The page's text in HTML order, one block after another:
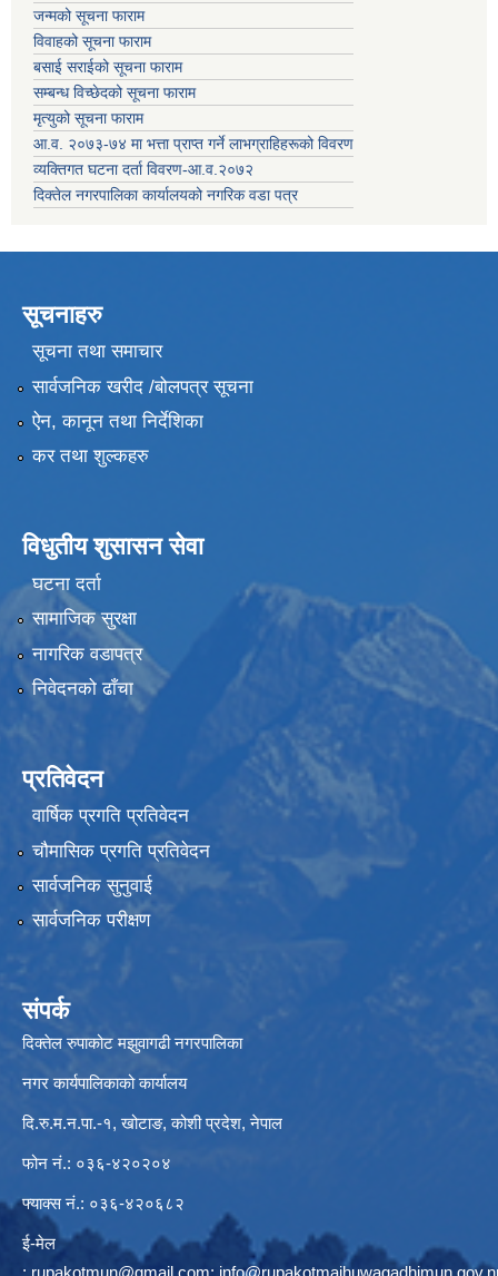
जन्मको सूचना फाराम
विवाहको सूचना फाराम
बसाई सराईको सूचना फाराम
सम्बन्ध विच्छेदको सूचना फाराम
मृत्युको सूचना फाराम
आ.व. २०७३-७४ मा भत्ता प्राप्त गर्ने लाभग्राहिहरूको विवरण
व्यक्तिगत घटना दर्ता विवरण-आ.व.२०७२
दिक्तेल नगरपालिका कार्यालयको नगरिक वडा पत्र
सूचनाहरु
सूचना तथा समाचार
सार्वजनिक खरीद /बोलपत्र सूचना
ऐन, कानून तथा निर्देशिका
कर तथा शुल्कहरु
विधुतीय शुसासन सेवा
घटना दर्ता
सामाजिक सुरक्षा
नागरिक वडापत्र
निवेदनको ढाँचा
प्रतिवेदन
वार्षिक प्रगति प्रतिवेदन
चौमासिक प्रगति प्रतिवेदन
सार्वजनिक सुनुवाई
सार्वजनिक परीक्षण
संपर्क
दिक्तेल रुपाकोट मझुवागढी नगरपालिका
नगर कार्यपालिकाको कार्यालय
दि.रु.म.न.पा.-१, खोटाङ, कोशी प्रदेश, नेपाल
फोन नं.: ०३६-४२०२०४
फ्याक्स नं.: ०३६-४२०६८२
ई-मेल